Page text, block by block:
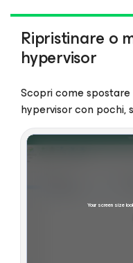
Ripristinare o
hypervisor
Scopri come spostare
hypervisor con pochi,